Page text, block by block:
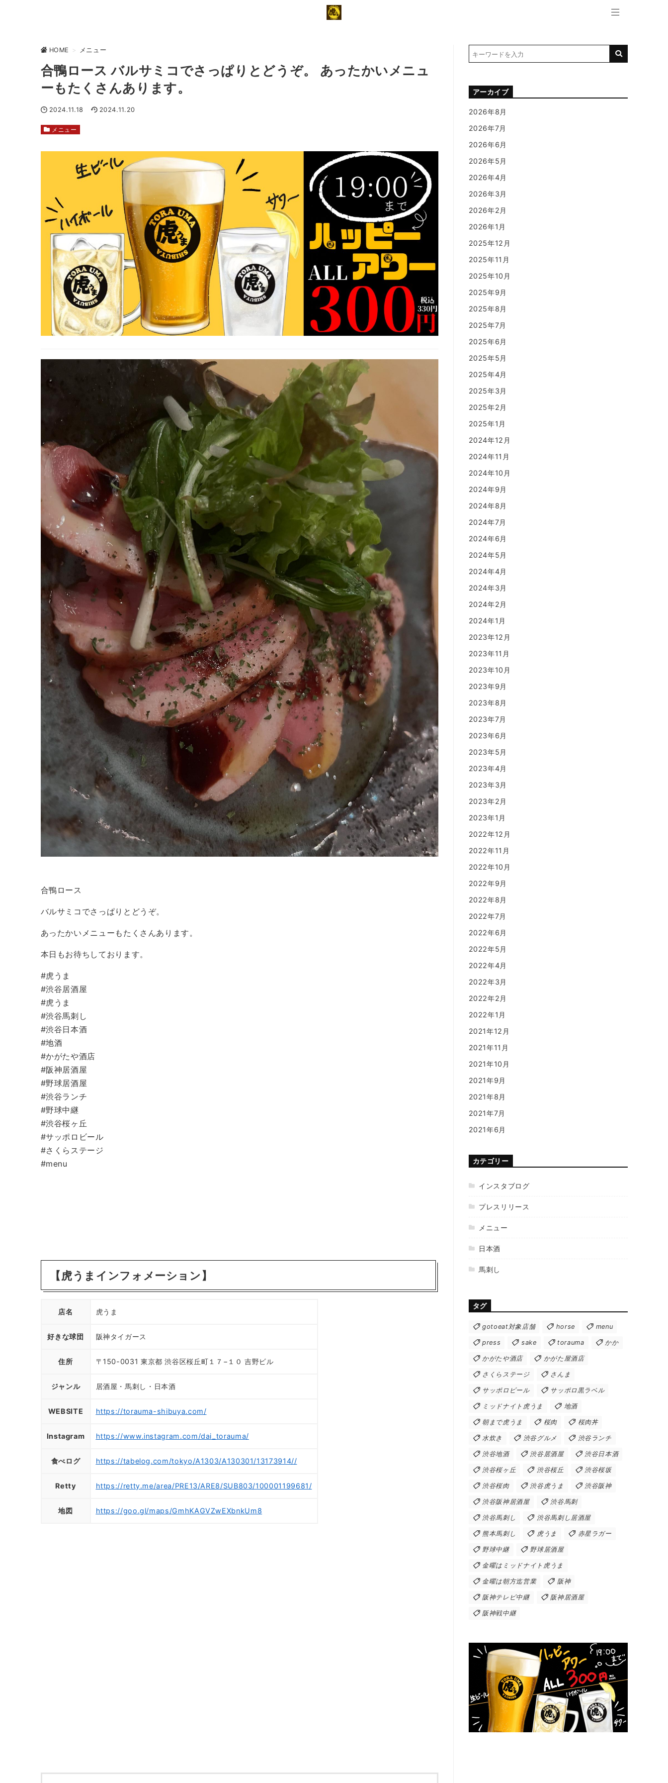
HOME > メニュー
合鴨ロース バルサミコでさっぱりとどうぞ。 あったかいメニュ
ーもたくさんあります。
2024.11.18 2024.11.20
メニュー
合鴨ロース
バルサミコでさっぱりとどうぞ。
あったかいメニューもたくさんあります。
本日もお待ちしております。
#虎うま
#渋谷居酒屋
#虎うま
#渋谷馬刺し
#渋谷日本酒
#地酒
#かがたや酒店
#阪神居酒屋
#野球居酒屋
#渋谷ランチ
#野球中継
#渋谷桜ヶ丘
#サッポロビール
#さくらステージ
#menu
【虎うまインフォメーション】
店名 虎うま
好きな球団 阪神タイガース
住所 〒150-0031 東京都 渋谷区桜丘町１７−１０ 吉野ビル
ジャンル 居酒屋・馬刺し・日本酒
WEBSITE https://torauma-shibuya.com/
Instagram https://www.instagram.com/dai_torauma/
食べログ https://tabelog.com/tokyo/A1303/A130301/13173914//
Retty https://retty.me/area/PRE13/ARE8/SUB803/100001199681/
地図 https://goo.gl/maps/GmhKAGVZwEXbnkUm8
アーカイブ
2026年8月
2026年7月
2026年6月
2026年5月
2026年4月
2026年3月
2026年2月
2026年1月
2025年12月
2025年11月
2025年10月
2025年9月
2025年8月
2025年7月
2025年6月
2025年5月
2025年4月
2025年3月
2025年2月
2025年1月
2024年12月
2024年11月
2024年10月
2024年9月
2024年8月
2024年7月
2024年6月
2024年5月
2024年4月
2024年3月
2024年2月
2024年1月
2023年12月
2023年11月
2023年10月
2023年9月
2023年8月
2023年7月
2023年6月
2023年5月
2023年4月
2023年3月
2023年2月
2023年1月
2022年12月
2022年11月
2022年10月
2022年9月
2022年8月
2022年7月
2022年6月
2022年5月
2022年4月
2022年3月
2022年2月
2022年1月
2021年12月
2021年11月
2021年10月
2021年9月
2021年8月
2021年7月
2021年6月
カテゴリー
インスタブログ
プレスリリース
メニュー
日本酒
馬刺し
タグ
gotoeat対象店舗 horse menu
press sake torauma かか
かがたや酒店 かがた屋酒店
さくらステージ さんま
サッポロビール サッポロ黒ラベル
ミッドナイト虎うま 地酒
朝まで虎うま 桜肉 桜肉丼
水炊き 渋谷グルメ 渋谷ランチ
渋谷地酒 渋谷居酒屋 渋谷日本酒
渋谷桜ヶ丘 渋谷桜丘 渋谷桜坂
渋谷桜肉 渋谷虎うま 渋谷阪神
渋谷阪神居酒屋 渋谷馬刺
渋谷馬刺し 渋谷馬刺し居酒屋
熊本馬刺し 虎うま 赤星ラガー
野球中継 野球居酒屋
金曜はミッドナイト虎うま
金曜は朝方迄営業 阪神
阪神テレビ中継 阪神居酒屋
阪神戦中継